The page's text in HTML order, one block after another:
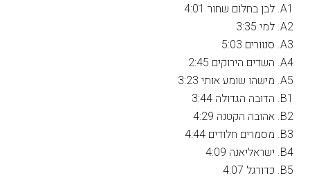
A1. לבן בחלום שחור 4:01
A2. למי 3:35
A3. סנוורים 5:03
A4. השדים הירוקים 2:45
A5. מישהו שומע אותי 3:23
B1. הדובה הגדולה 3:44
B2. אהובה הקטנה 4:29
B3. מסמרים חלודים 4:44
B4. ישראליאנה 4:09
B5. כדורגל 4:07